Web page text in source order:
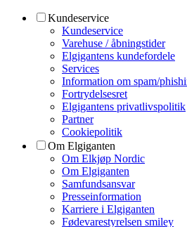
Kundeservice
Kundeservice
Varehuse / åbningstider
Elgigantens kundefordele
Services
Information om spam/
Fortrydelsesret
Elgigantens privatlivspolitik
Partner
Cookiepolitik
Om Elgiganten
Om Elkjøp Nordic
Om Elgiganten
Samfundsansvar
Presseinformation
Karriere i Elgiganten
Fødevarestyrelsen smiley